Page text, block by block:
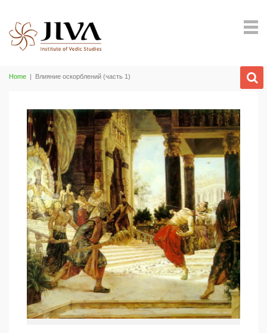
Home | Влияние оскорблений (часть 1)